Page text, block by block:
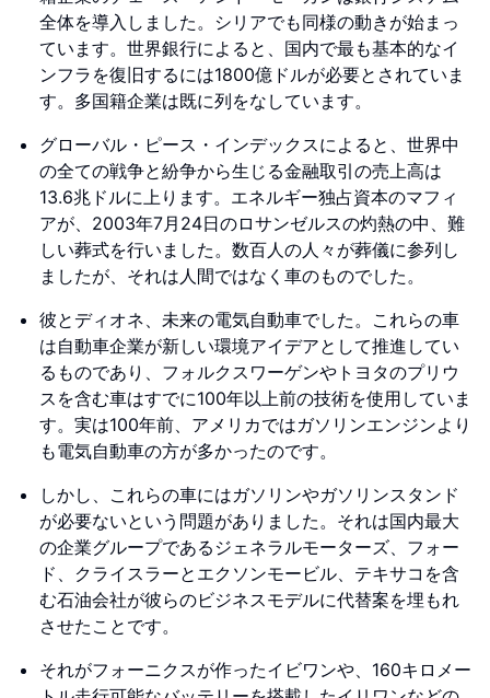
全体を導入しました。シリアでも同様の動きが始まっ
ています。世界銀行によると、国内で最も基本的なイ
ンフラを復旧するには1800億ドルが必要とされていま
す。多国籍企業は既に列をなしています。
グローバル・ピース・インデックスによると、世界中
の全ての戦争と紛争から生じる金融取引の売上高は
13.6兆ドルに上ります。エネルギー独占資本のマフィ
アが、2003年7月24日のロサンゼルスの灼熱の中、難
しい葬式を行いました。数百人の人々が葬儀に参列し
ましたが、それは人間ではなく車のものでした。
彼とディオネ、未来の電気自動車でした。これらの車
は自動車企業が新しい環境アイデアとして推進してい
るものであり、フォルクスワーゲンやトヨタのプリウ
スを含む車はすでに100年以上前の技術を使用していま
す。実は100年前、アメリカではガソリンエンジンより
も電気自動車の方が多かったのです。
しかし、これらの車にはガソリンやガソリンスタンド
が必要ないという問題がありました。それは国内最大
の企業グループであるジェネラルモーターズ、フォー
ド、クライスラーとエクソンモービル、テキサコを含
む石油会社が彼らのビジネスモデルに代替案を埋もれ
させたことです。
それがフォーニクスが作ったイビワンや、160キロメー